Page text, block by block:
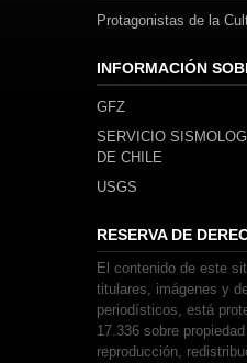
Protagonistas de la
INFORMACIÓN
GFZ
SERVICIO
DE CHILE
USGS
RESERVA DE
El contenido de este
titulares, imágenes y
periodísticos, está
17.336 sobre
reproducción,